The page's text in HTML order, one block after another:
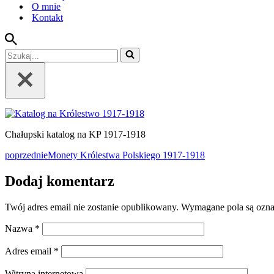
O mnie
Kontakt
Szukaj...
Chałupski katalog na KP 1917-1918
poprzednieMonety Królestwa Polskiego 1917-1918
Dodaj komentarz
Twój adres email nie zostanie opublikowany. Wymagane pola są
Nazwa *
Adres email *